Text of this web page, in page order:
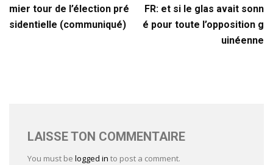
mier tour de l’élection pré
sidentielle (communiqué)
FR: et si le glas avait sonn
é pour toute l’opposition g
uinéenne
LAISSE TON COMMENTAIRE
You must be logged in to post a comment.